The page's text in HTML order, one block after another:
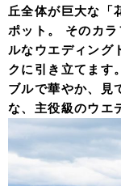
丘全体が巨大な「
ポット。 そのカ
ルなウエディング
クに引き立てます
ブルで華やか、見
な、主役級のウエ